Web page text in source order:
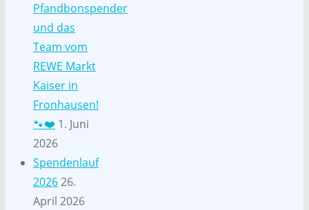
Pfandbonspender
und das
Team vom
REWE Markt
Kaiser in
Fronhausen!
🐾❤️ 1. Juni
2026
Spendenlauf
202626.
April 2026